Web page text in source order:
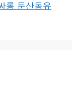
롱 둔산동유